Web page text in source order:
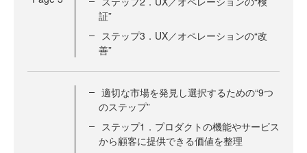
証”
ステップ3．UX／オペレーションの“改
善”
適切な市場を発見し選択するための“9つ
のステップ”
ステップ1．プロダクトの機能やサービス
から顧客に提供できる価値を整理